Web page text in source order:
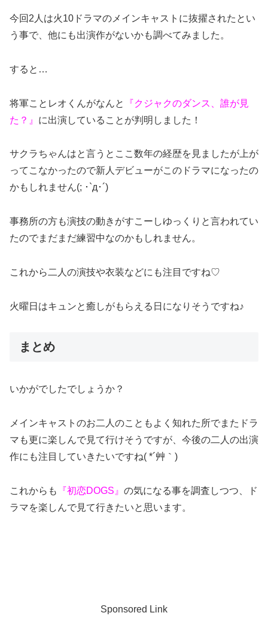
今回2人は火10ドラマのメインキャストに抜擢されたとい
う事で、他にも出演作がないかも調べてみました。
すると…
将軍ことレオくんがなんと
『クジャクのダンス、誰が見
た？』 に出演していることが判明しました！
サクラちゃんはと言うとここ数年の経歴を見ましたが上が
ってこなかったので新人デビューがこのドラマになったの
かもしれません(; ･`д･´)
事務所の方も演技の動きがすこーしゆっくりと言われてい
たのでまだまだ練習中なのかもしれません。
これから二人の演技や衣装などにも注目ですね♡
火曜日はキュンと癒しがもらえる日になりそうですね♪
まとめ
いかがでしたでしょうか？
メインキャストのお二人のこともよく知れた所でまたドラ
マも更に楽しんで見て行けそうですが、今後の二人の出演
作にも注目していきたいですね( *´艸｀)
これからも 『初恋DOGS』 の気になる事を調査しつつ、ド
ラマを楽しんで見て行きたいと思います。
Sponsored Link